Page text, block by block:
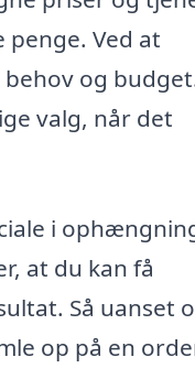
Ved at
og
valg, når det
i
at du kan få
Så uanset
op på en